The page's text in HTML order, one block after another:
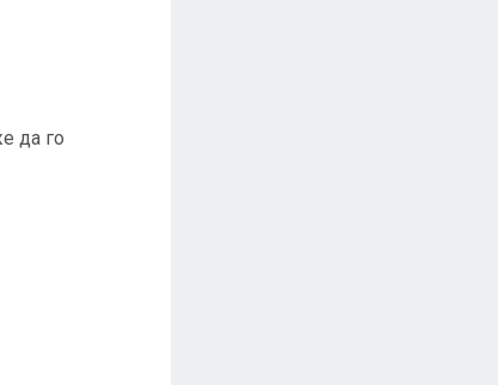
да го